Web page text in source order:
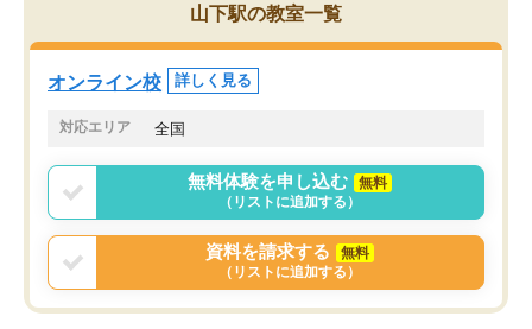
山下駅の教室一覧
オンライン校 詳しく見る
対応エリア 全国
無料体験を申し込む
無料
（リストに追加する）
資料を請求する
無料
（リストに追加する）